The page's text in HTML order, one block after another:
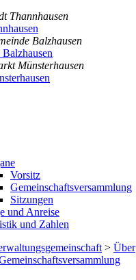
Vorsitz
Gemeinschaftsversammlung
Sitzungen
und Anreise
und Zahlen
> Über